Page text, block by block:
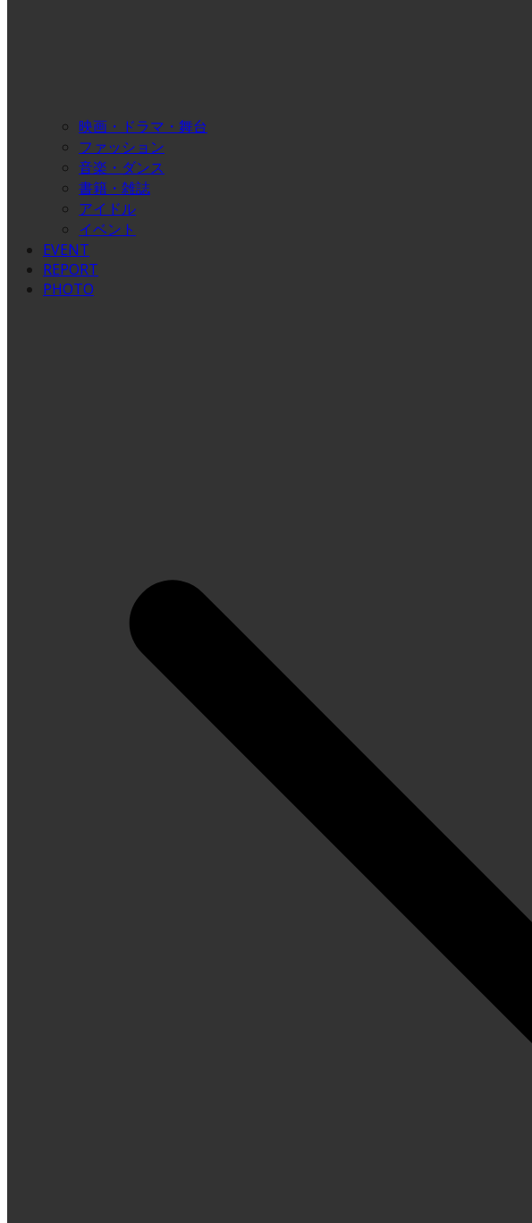
映画・ドラマ・舞台
ファッション
音楽・ダンス
書籍・雑誌
アイドル
イベント
EVENT
REPORT
PHOTO